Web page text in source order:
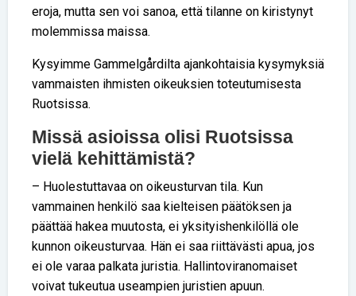
eroja, mutta sen voi sanoa, että tilanne on kiristynyt
molemmissa maissa.
Kysyimme Gammelgårdilta ajankohtaisia kysymyksiä
vammaisten ihmisten oikeuksien toteutumisesta
Ruotsissa.
Missä asioissa olisi Ruotsissa
vielä kehittämistä?
– Huolestuttavaa on oikeusturvan tila. Kun
vammainen henkilö saa kielteisen päätöksen ja
päättää hakea muutosta, ei yksityishenkilöllä ole
kunnon oikeusturvaa. Hän ei saa riittävästi apua, jos
ei ole varaa palkata juristia. Hallintoviranomaiset
voivat tukeutua useampien juristien apuun.